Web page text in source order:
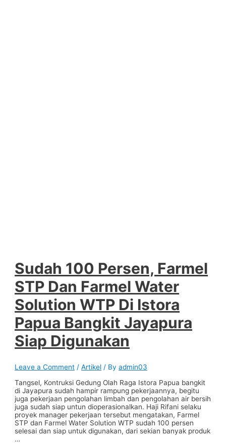
Sudah 100 Persen, Farmel
STP Dan Farmel Water
Solution WTP Di Istora
Papua Bangkit Jayapura
Siap Digunakan
Leave a Comment /Artikel / Byadmin03
Tangsel, Kontruksi Gedung Olah Raga Istora Papua bangkit
di Jayapura sudah hampir rampung pekerjaannya, begitu
juga pekerjaan pengolahan limbah dan pengolahan air bersih
juga sudah siap untun dioperasionalkan. Haji Rifani selaku
proyek manager pekerjaan tersebut mengatakan, Farmel
STP dan Farmel Water Solution WTP sudah 100 persen
selesai dan siap untuk digunakan, dari sekian banyak produk
…